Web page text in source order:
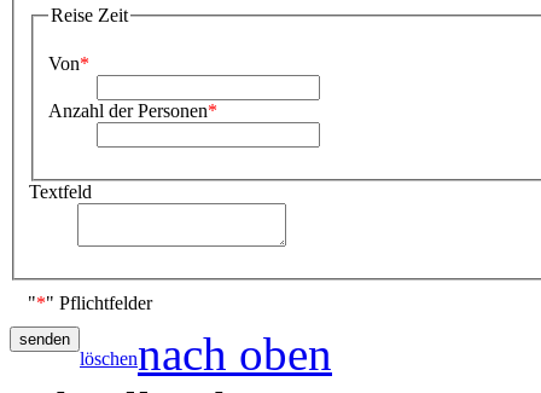
Reise Zeit
Von*
Anzahl der Personen*
Textfeld
"*" Pflichtfelder
löschennach oben